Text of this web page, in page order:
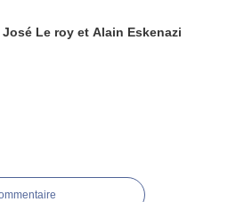
Le roy et Alain Eskenazi